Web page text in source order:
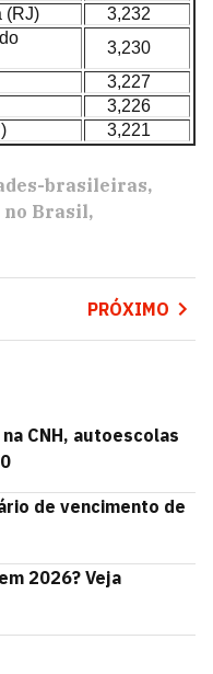
(RJ)
3,232
3,230
3,227
3,226
3,221
brasileiras
no Brasil
PRÓXIMO
CNH, autoescolas
de vencimento de
2026? Veja